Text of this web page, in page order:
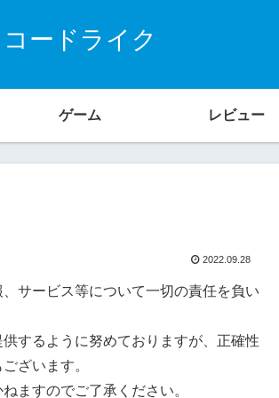
コードライク
ゲーム レビュー
2022.09.28
サービス等について一切の責任を負い
するように努めておりますが、正確性
ざいます。
ますのでご了承ください。